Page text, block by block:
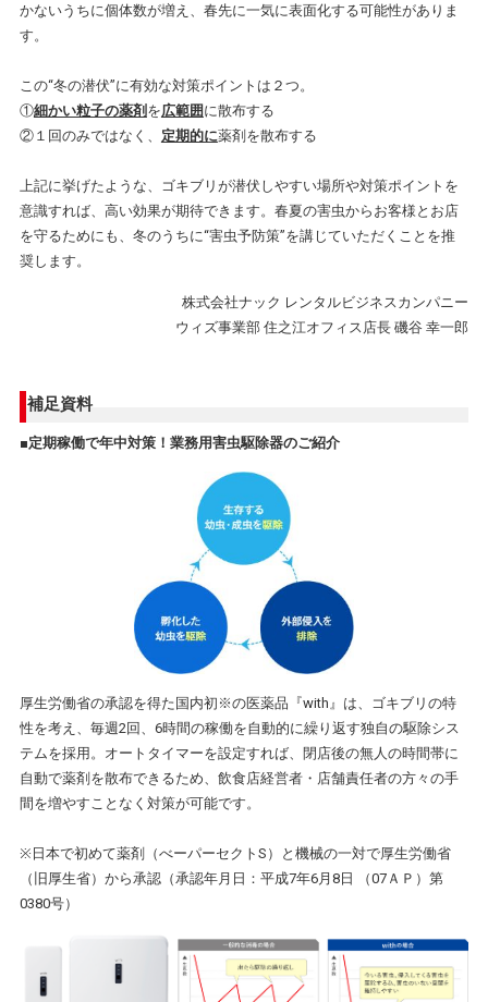
かないうちに個体数が増え、春先に一気に表面化する可能性がありま
す。
この“冬の潜伏”に有効な対策ポイントは２つ。
①細かい粒子の薬剤 を広範囲に散布する
②１回のみではなく、 定期的に薬剤を散布する
上記に挙げたような、ゴキブリが潜伏しやすい場所や対策ポイントを
意識すれば、高い効果が期待できます。春夏の害虫からお客様とお店
を守るためにも、冬のうちに“害虫予防策”を講じていただくことを推
奨します。
株式会社ナック レンタルビジネスカンパニー
ウィズ事業部 住之江オフィス店長 磯谷 幸一郎
補足資料
■定期稼働で年中対策！業務用害虫駆除器のご紹介
厚生労働省の承認を得た国内初※の医薬品『with』は、ゴキブリの特
性を考え、毎週2回、6時間の稼働を自動的に繰り返す独自の駆除シス
テムを採用。オートタイマーを設定すれば、閉店後の無人の時間帯に
自動で薬剤を散布できるため、飲食店経営者・店舗責任者の方々の手
間を増やすことなく対策が可能です。
※日本で初めて薬剤（べーパーセクトS）と機械の一対で厚生労働省
（旧厚生省）から承認（承認年月日：平成7年6月8日 （07ＡＰ）第
0380号）